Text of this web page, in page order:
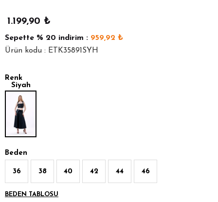
1.199,90 ₺
Sepette % 20 indirim : 959,92 ₺
Ürün kodu : ETK35891SYH
Renk
Siyah
Beden
36 38 40 42 44 46
BEDEN TABLOSU